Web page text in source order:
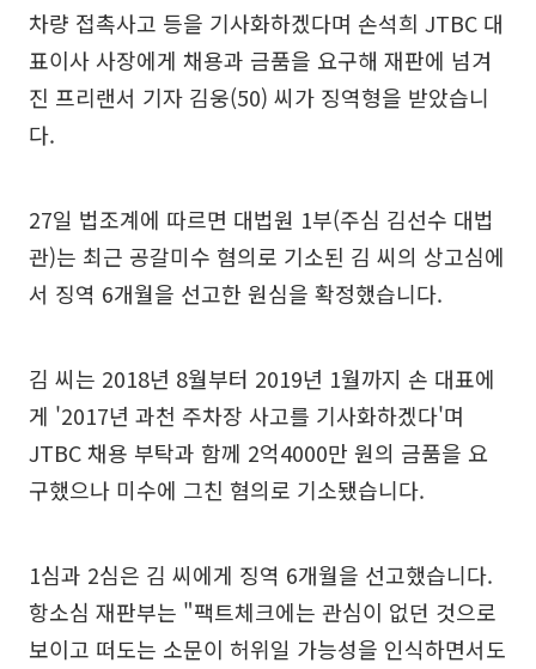
차량 접촉사고 등을 기사화하겠다며 손석희 JTBC 대
표이사 사장에게 채용과 금품을 요구해 재판에 넘겨
진 프리랜서 기자 김웅(50) 씨가 징역형을 받았습니
다.
27일 법조계에 따르면 대법원 1부(주심 김선수 대법
관)는 최근 공갈미수 혐의로 기소된 김 씨의 상고심에
서 징역 6개월을 선고한 원심을 확정했습니다.
김 씨는 2018년 8월부터 2019년 1월까지 손 대표에
게 '2017년 과천 주차장 사고를 기사화하겠다'며
JTBC 채용 부탁과 함께 2억4000만 원의 금품을 요
구했으나 미수에 그친 혐의로 기소됐습니다.
1심과 2심은 김 씨에게 징역 6개월을 선고했습니다.
항소심 재판부는 "팩트체크에는 관심이 없던 것으로
보이고 떠도는 소문이 허위일 가능성을 인식하면서도